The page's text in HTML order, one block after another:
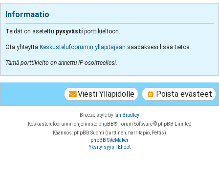
Informaatio
Teidät on asetettu pysyvästi porttikieltoon.
Ota yhteyttä Keskustelufoorumin ylläpitäjään saadaksesi lisää tietoa.
Tämä porttikielto on annettu IP-osoitteellesi.
Poista evästeet
Viesti Ylläpidolle
Breeze style by Ian Bradley
Keskustelufoorumin ohjelmisto phpBB® Forum Software © phpBB Limited
Käännös: phpBB Suomi (lurttinen, harritapio, Pettis)
phpBB SiteMaker
Yksityisyys
Ehdot